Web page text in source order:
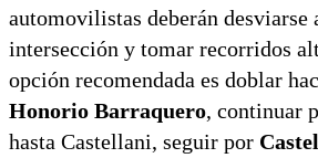
automovilistas deberán desviarse
intersección y tomar recorridos
opción recomendada es doblar
Honorio Barraquero, continuar
hasta Castellani, seguir por